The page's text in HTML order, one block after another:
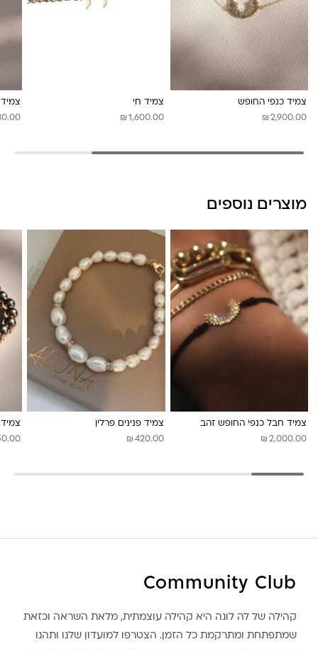
צמיד כנפי החופש
₪ 2,900.00
צמיד חי
₪ 1,600.00
מוצרים נוספים
צמיד חבל כנפי החופש זהב
₪ 2,000.00
צמיד פנינים פרלין
₪ 420.00
צמיד
Community Club
קהילה של לה לונה היא קהילה עוצמתית, מלאת השראה וכזאת
שמתפתחת ומתרקמת כל הזמן. הצטרפו למועדון שלנו ותהנו